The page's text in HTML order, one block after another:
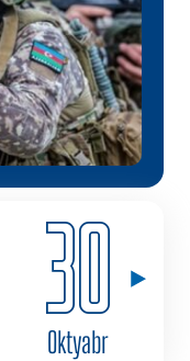
30
Oktyabr